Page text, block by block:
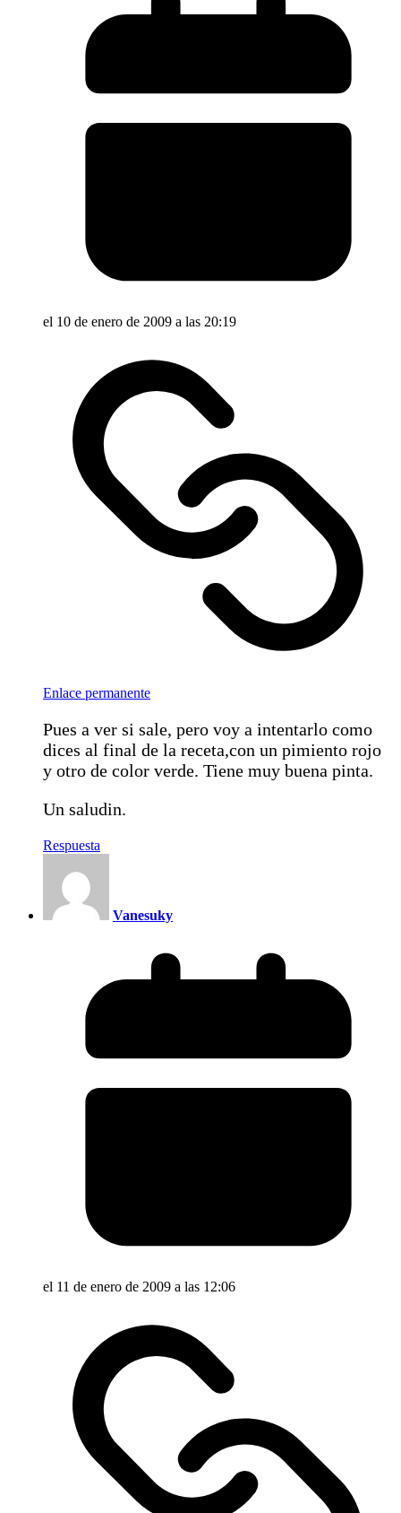
el 10 de enero de 2009 a las 20:19
Enlace permanente
Pues a ver si sale, pero voy a intentarlo como
dices al final de la receta,con un pimiento rojo
y otro de color verde. Tiene muy buena pinta.
Un saludin.
Respuesta
Vanesuky
el 11 de enero de 2009 a las 12:06